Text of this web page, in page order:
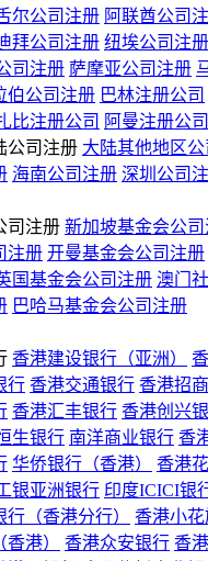
尔公司注册 阿联酋公司
拜公司注册 纽埃公司注册
司注册 萨摩亚公司注册
伯公司注册 巴林注册公司
比注册公司 阿曼注册公司
公司注册 大陆其他地区
海南公司注册 深圳公司
司注册 新加坡基金会公
注册 开曼基金会公司注册
国基金会公司注册 澳门
巴哈马基金会公司注册
香港建设银行（亚洲）
行 香港交通银行 香港招
香港汇丰银行 香港创兴
生银行 南洋商业银行 香
华侨银行（香港） 香港
银亚洲银行 印度ICICI银
（香港分行）
香港小
港）
香港众安银行 香